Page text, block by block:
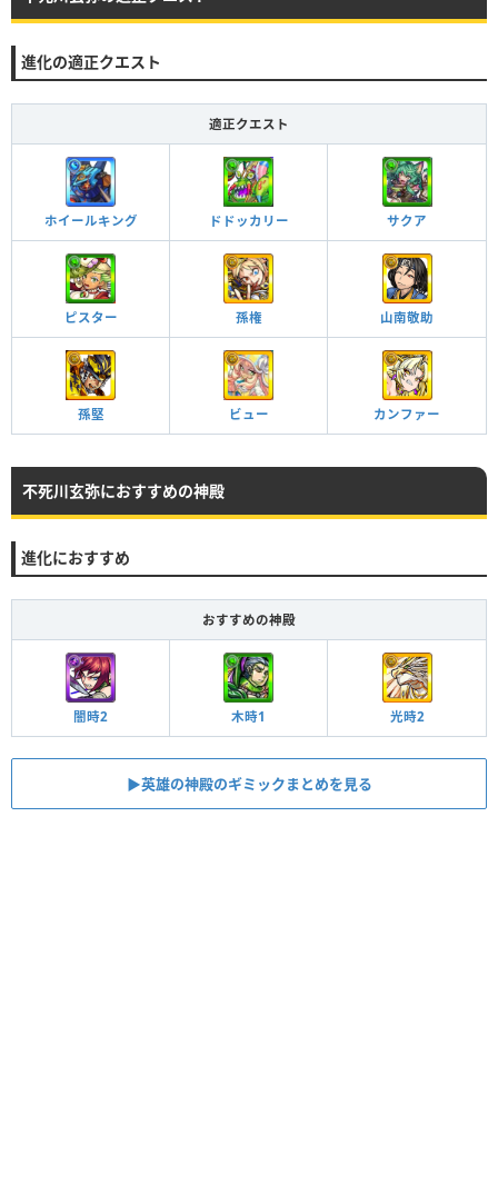
進化の適正クエスト
適正クエスト
ホイールキング ドドッカリー サクア
ピスター 孫権 山南敬助
孫堅 ビュー カンファー
不死川玄弥におすすめの神殿
進化におすすめ
おすすめの神殿
闇時2 木時1 光時2
▶︎英雄の神殿のギミックまとめを見る